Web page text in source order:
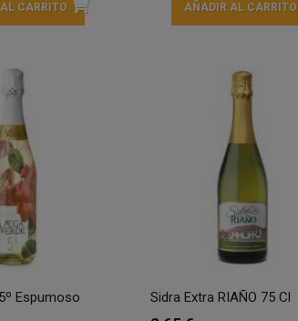
CARRITO AÑADIR AL CARRITO
Espumoso Sidra Extra RIAÑO 75 Cl